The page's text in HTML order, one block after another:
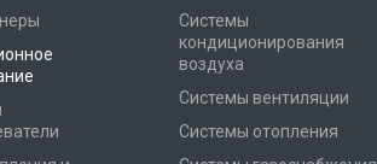
Системы
кондиционирования
воздуха
Системы вентиляции
Системы отопления